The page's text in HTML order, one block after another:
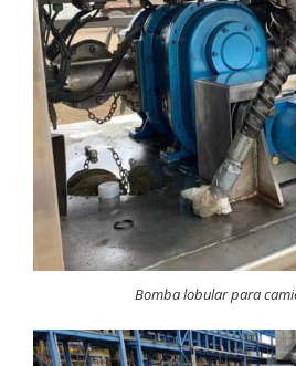
Bomba lobular para